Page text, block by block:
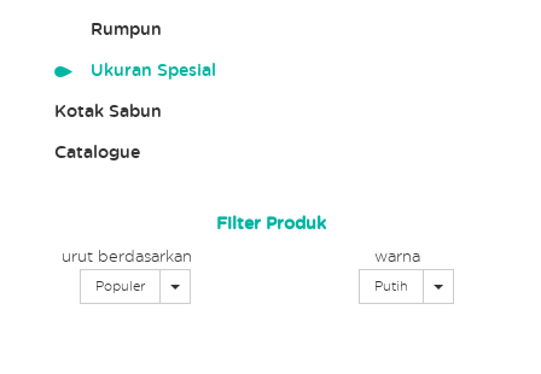
Rumpun
Ukuran Spesial
Kotak Sabun
Catalogue
Filter Produk
urut berdasarkan
Populer Toggle Dropdown
warna
Putih Toggle